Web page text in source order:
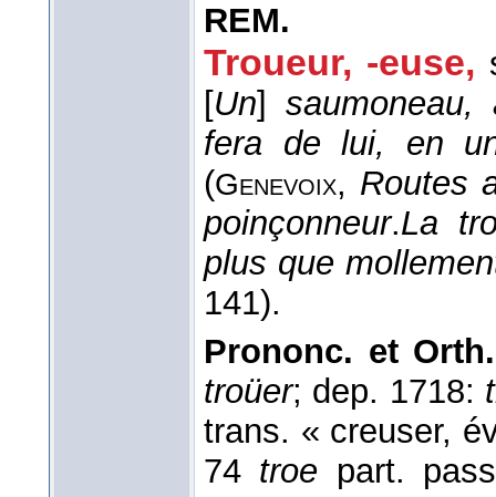
REM.
Troueur, -euse,
[Un]
fera de lui, en
(Genevoix, Routes
poinçonneur.La
plus que
141).
Prononc. et
troüer; dep. 1718:
trans. « creuser,
74 troe part.